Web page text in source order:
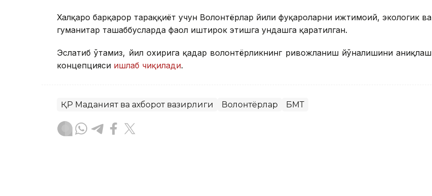
Халқаро барқарор тараққиёт учун Волонтёрлар йили фуқароларни ижтимоий, экологик ва
гуманитар ташаббусларда фаол иштирок этишга ундашга қаратилган.
Эслатиб ўтамиз, йил охирига қадар волонтёрликнинг ривожланиш йўналишини аниқлаш
концепцияси ишлаб чиқилади.
ҚР Маданият ва ахборот вазирлиги Волонтёрлар БМТ